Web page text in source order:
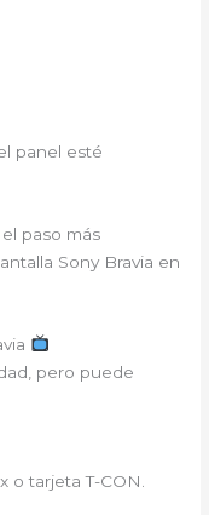
panel esté
paso más
Sony Bravia en
pero puede
o tarjeta T-CON.